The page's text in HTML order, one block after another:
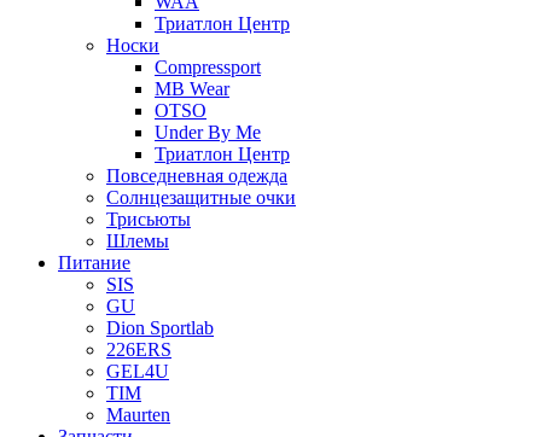
Триатлон Центр
Носки
Compressport
MB Wear
OTSO
Under By Me
Триатлон Центр
Повседневная одежда
Солнцезащитные очки
Трисьюты
Шлемы
Питание
SIS
GU
Dion Sportlab
226ERS
GEL4U
TIM
Maurten